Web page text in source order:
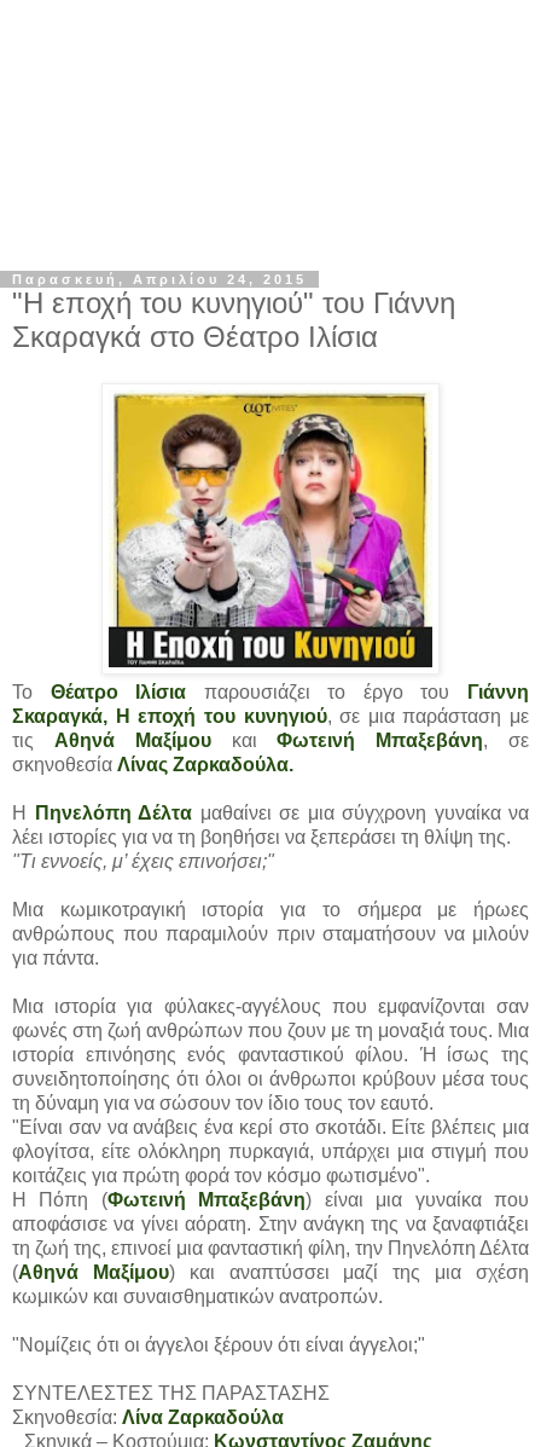
Παρασκευή, Απριλίου 24, 2015
"Η εποχή του κυνηγιού" του Γιάννη
Σκαραγκά στο Θέατρο Ιλίσια
Το Θέατρο Ιλίσια παρουσιάζει το έργο του Γιάννη
Σκαραγκά, Η εποχή του κυνηγιού, σε μια παράσταση με
τις Αθηνά ΜαξίμουκαιΦωτεινή Μπαξεβάνη, σε
σκηνοθεσία Λίνας Ζαρκαδούλα.
Η Πηνελόπη Δέλτα μαθαίνει σε μια σύγχρονη γυναίκα να
λέει ιστορίες για να τη βοηθήσει να ξεπεράσει τη θλίψη της.
"Τι εννοείς, μ’ έχεις επινοήσει;"
Μια κωμικοτραγική ιστορία για το σήμερα με ήρωες
ανθρώπους που παραμιλούν πριν σταματήσουν να μιλούν
για πάντα.
Μια ιστορία για φύλακες-αγγέλους που εμφανίζονται σαν
φωνές στη ζωή ανθρώπων που ζουν με τη μοναξιά τους. Μια
ιστορία επινόησης ενός φανταστικού φίλου. Ή ίσως της
συνειδητοποίησης ότι όλοι οι άνθρωποι κρύβουν μέσα τους
τη δύναμη για να σώσουν τον ίδιο τους τον εαυτό.
"Είναι σαν να ανάβεις ένα κερί στο σκοτάδι. Είτε βλέπεις μια
φλογίτσα, είτε ολόκληρη πυρκαγιά, υπάρχει μια στιγμή που
κοιτάζεις για πρώτη φορά τον κόσμο φωτισμένο".
Η Πόπη (Φωτεινή Μπαξεβάνη) είναι μια γυναίκα που
αποφάσισε να γίνει αόρατη. Στην ανάγκη της να ξαναφτιάξει
τη ζωή της, επινοεί μια φανταστική φίλη, την Πηνελόπη Δέλτα
(Αθηνά Μαξίμου) και αναπτύσσει μαζί της μια σχέση
κωμικών και συναισθηματικών ανατροπών.
"Νομίζεις ότι οι άγγελοι ξέρουν ότι είναι άγγελοι;"
ΣΥΝΤΕΛΕΣΤΕΣ ΤΗΣ ΠΑΡΑΣΤΑΣΗΣ
Σκηνοθεσία: Λίνα Ζαρκαδούλα
Σκηνικά – Κοστούμια: Κωνσταντίνος Ζαμάνης